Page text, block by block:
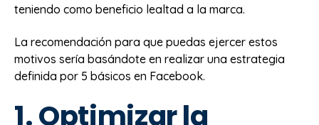
teniendo como beneficio lealtad a la marca.
La recomendación para que puedas ejercer estos
motivos sería basándote en realizar una estrategia
definida por 5 básicos en Facebook.
1. Optimizar la